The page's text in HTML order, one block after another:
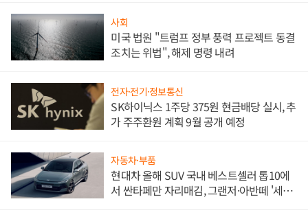
사회
미국 법원 "트럼프 정부 풍력 프로젝트 동결
조치는 위법", 해제 명령 내려
전자·전기·정보통신
SK하이닉스 1주당 375원 현금배당 실시, 추
가 주주환원 계획 9월 공개 예정
자동차·부품
현대차 올해 SUV 국내 베스트셀러 톱10에
서 싼타페만 자리매김, 그랜저·아반떼 '세단